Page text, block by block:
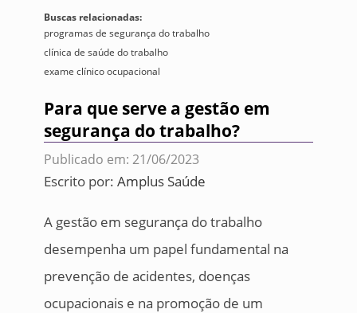
Buscas relacionadas:
programas de segurança do trabalho
clínica de saúde do trabalho
exame clínico ocupacional
Para que serve a gestão em
segurança do trabalho?
Publicado em: 21/06/2023
Escrito por: Amplus Saúde
A gestão em segurança do trabalho
desempenha um papel fundamental na
prevenção de acidentes, doenças
ocupacionais e na promoção de um